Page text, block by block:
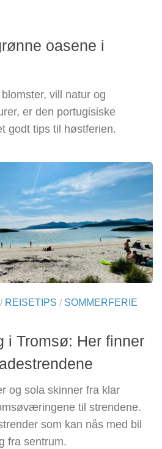
oasene i
vill natur og
er den portugisiske
godt tips til høstferien.
/ REISETIPS / SOMMERFERIE
i Tromsø: Her finner
og sola skinner fra klar
til strendene.
som kan nås med bil
fra sentrum.